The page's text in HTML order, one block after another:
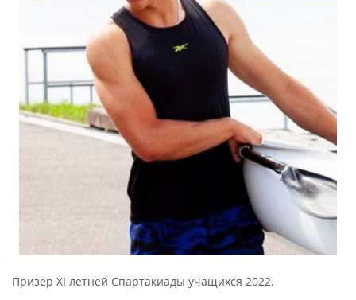
Призер XI летней Спартакиады учащихся 2022.